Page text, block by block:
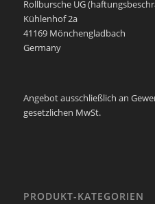
Rollbursche UG
Kühlenhof 2a
41169 Mönchengladbach
Germany
Angebot ausschließlich an
gesetzlichen MwSt.
PRODUKT-KATEGORIEN